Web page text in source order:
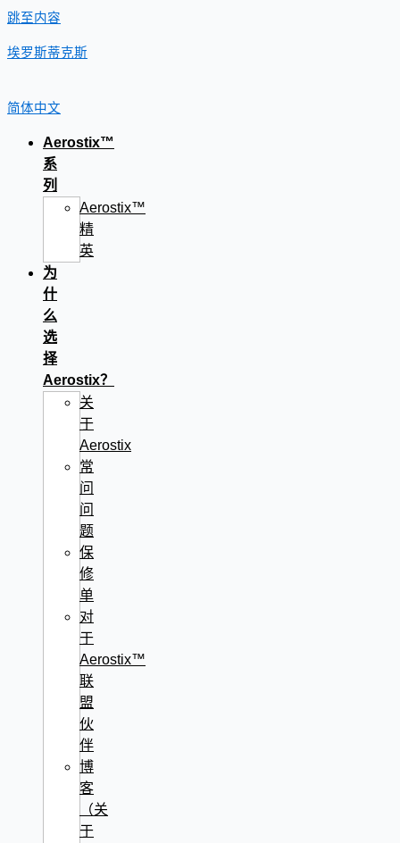
跳至内容
埃罗斯蒂克斯
简体中文
Aerostix™
系
列
Aerostix™
精
英
为
什
么
选
择
Aerostix？
关
于
Aerostix
常
问
问
题
保
修
单
对
于
Aerostix™
联
盟
伙
伴
博
客
（关
于